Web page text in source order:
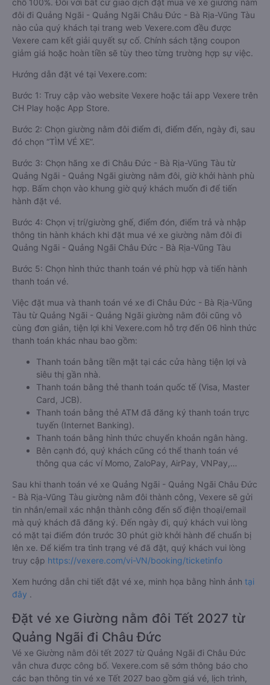
chỗ 100%. Đối với bất cứ giao dịch đặt mua vé xe giường nằm
đôi đi Quảng Ngãi - Quảng Ngãi Châu Đức - Bà Rịa-Vũng Tàu
nào của quý khách tại trang web Vexere.com đều được
Vexere cam kết giải quyết sự cố. Chính sách tặng coupon
giảm giá hoặc hoàn tiền sẽ tùy theo từng trường hợp sự việc.
Hướng dẫn đặt vé tại Vexere.com:
Bước 1: Truy cập vào website Vexere hoặc tải app Vexere trên
CH Play hoặc App Store.
Bước 2: Chọn giường nằm đôi điểm đi, điểm đến, ngày đi, sau
đó chọn “TÌM VÉ XE”.
Bước 3: Chọn hãng xe đi Châu Đức - Bà Rịa-Vũng Tàu từ
Quảng Ngãi - Quảng Ngãi giường nằm đôi, giờ khởi hành phù
hợp. Bấm chọn vào khung giờ quý khách muốn đi để tiến
hành đặt vé.
Bước 4: Chọn vị trí/giường ghế, điểm đón, điểm trả và nhập
thông tin hành khách khi đặt mua vé xe giường nằm đôi đi
Quảng Ngãi - Quảng Ngãi Châu Đức - Bà Rịa-Vũng Tàu
Bước 5: Chọn hình thức thanh toán vé phù hợp và tiến hành
thanh toán vé.
Việc đặt mua và thanh toán vé xe đi Châu Đức - Bà Rịa-Vũng
Tàu từ Quảng Ngãi - Quảng Ngãi giường nằm đôi cũng vô
cùng đơn giản, tiện lợi khi Vexere.com hỗ trợ đến 06 hình thức
thanh toán khác nhau bao gồm:
Thanh toán bằng tiền mặt tại các cửa hàng tiện lợi và
siêu thị gần nhà.
Thanh toán bằng thẻ thanh toán quốc tế (Visa, Master
Card, JCB).
Thanh toán bằng thẻ ATM đã đăng ký thanh toán trực
tuyến (Internet Banking).
Thanh toán bằng hình thức chuyển khoản ngân hàng.
Bên cạnh đó, quý khách cũng có thể thanh toán vé
thông qua các ví Momo, ZaloPay, AirPay, VNPay,…
Sau khi thanh toán vé xe Quảng Ngãi - Quảng Ngãi Châu Đức
- Bà Rịa-Vũng Tàu giường nằm đôi thành công, Vexere sẽ gửi
tin nhắn/email xác nhận thành công đến số điện thoại/email
mà quý khách đã đăng ký. Đến ngày đi, quý khách vui lòng
có mặt tại điểm đón trước 30 phút giờ khởi hành để chuẩn bị
lên xe. Để kiểm tra tình trạng vé đã đặt, quý khách vui lòng
truy cập https://vexere.com/vi-VN/booking/ticketinfo
Xem hướng dẫn chi tiết đặt vé xe, minh họa bằng hình ảnh tại
đây .
Đặt vé xe Giường nằm đôi Tết 2027 từ
Quảng Ngãi đi Châu Đức
Vé xe Giường nằm đôi tết 2027 từ Quảng Ngãi đi Châu Đức
vẫn chưa được công bố. Vexere.com sẽ sớm thông báo cho
các bạn thông tin vé xe Tết 2027 bao gồm giá vé, lịch trình,